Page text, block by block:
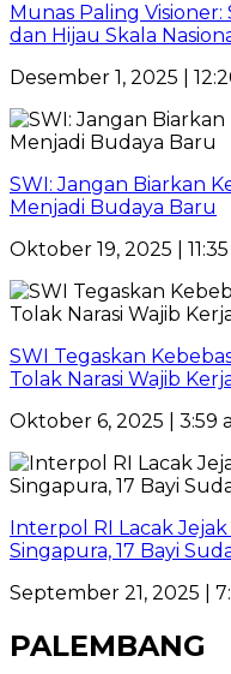
Munas Paling Visioner:
dan Hijau Skala
Desember 1, 2025 |
SWI: Jangan Biarkan
Menjadi Budaya Baru
Oktober 19, 2025 |
SWI Tegaskan
Tolak Narasi Wajib
Oktober 6, 2025 | 3:59
Interpol RI Lacak
Singapura, 17 Bayi
September 21, 2025 |
PALEMBANG